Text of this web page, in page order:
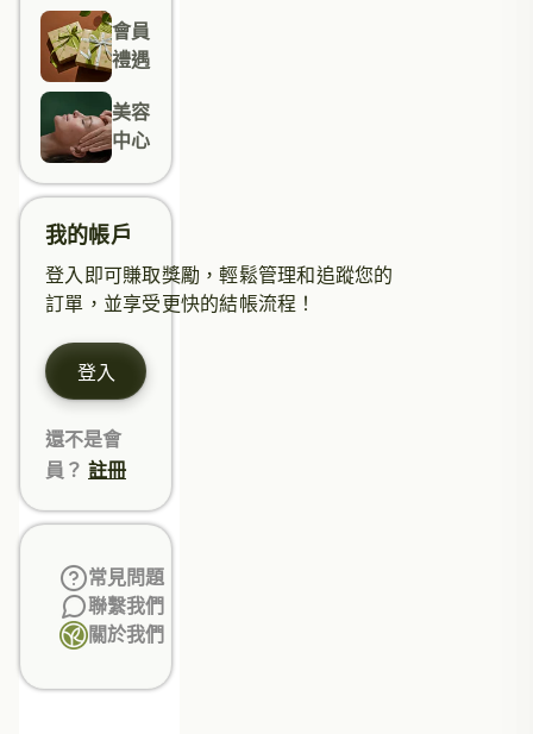
會員
禮遇
美容
中心
我的帳戶
登入即可賺取獎勵，輕鬆管理和追蹤您的
訂單，並享受更快的結帳流程！
登入
還不是會
員？ 註冊
常見問題
聯繫我們
關於我們